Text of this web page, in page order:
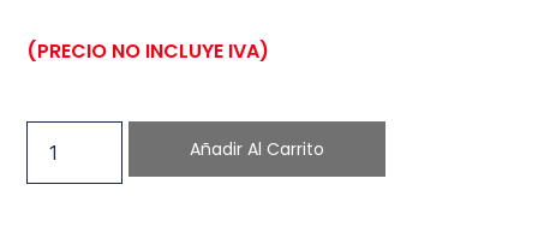
(PRECIO NO INCLUYE IVA)
Añadir Al Carrito